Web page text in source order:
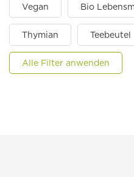
Vegan Bio
Thymian Teebeutel
Alle Filter anwenden